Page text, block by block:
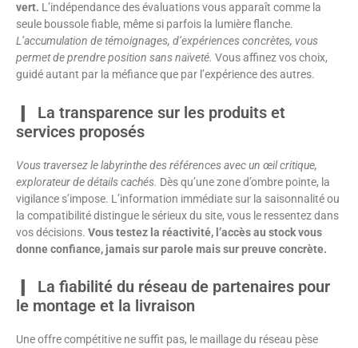
vert. L’indépendance des évaluations vous apparaît comme la
seule boussole fiable, même si parfois la lumière flanche.
L’accumulation de témoignages, d’expériences concrètes, vous
permet de prendre position sans naïveté. Vous affinez vos choix,
guidé autant par la méfiance que par l’expérience des autres.
La transparence sur les produits et
services proposés
Vous traversez le labyrinthe des références avec un œil critique,
explorateur de détails cachés. Dès qu’une zone d’ombre pointe, la
vigilance s’impose. L’information immédiate sur la saisonnalité ou
la compatibilité distingue le sérieux du site, vous le ressentez dans
vos décisions. Vous testez la réactivité, l’accès au stock vous
donne confiance, jamais sur parole mais sur preuve concrète.
La fiabilité du réseau de partenaires pour
le montage et la livraison
Une offre compétitive ne suffit pas, le maillage du réseau pèse